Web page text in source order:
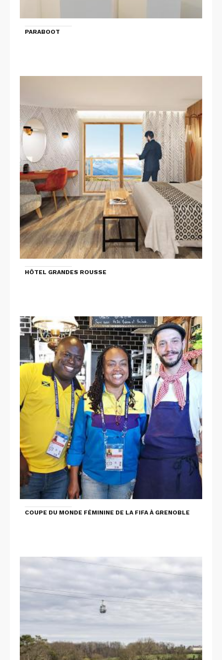
PARABOOT
HÔTEL GRANDES ROUSSE
COUPE DU MONDE FÉMININE DE LA FIFA À GRENOBLE